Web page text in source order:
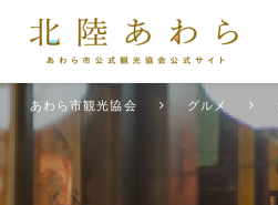
あわら市観光協会 グルメ